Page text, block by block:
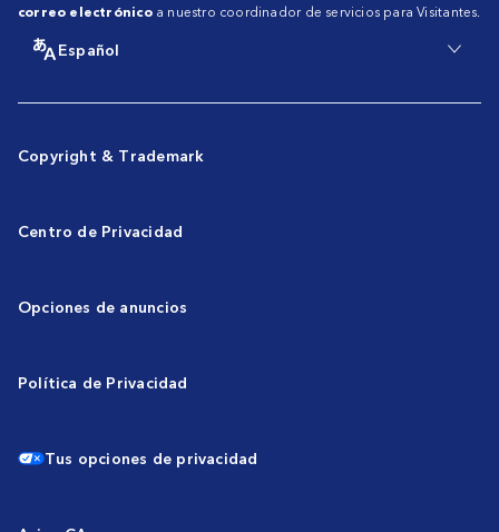
correo electrónicoa nuestro coordinador de servicios para Visitantes.
Español
Copyright & Trademark
Centro de Privacidad
Opciones de anuncios
Política de Privacidad
Tus opciones de privacidad